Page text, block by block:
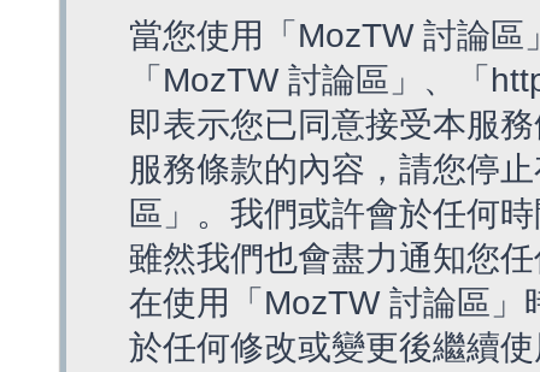
當您使用「MozTW 討論
「MozTW 討論區」、「
即表示您已同意接受本服
服務條款的內容，請您停
區」。我們或許會於任何
雖然我們也會盡力通知您
在使用「MozTW 討論區
於任何修改或變更後繼續